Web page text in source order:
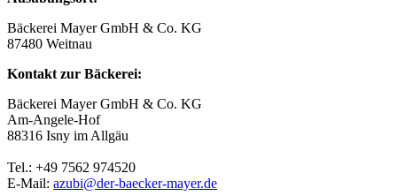
Bäckerei Mayer GmbH & Co. KG
87480 Weitnau
Kontakt zur Bäckerei:
Bäckerei Mayer GmbH & Co. KG
Am-Angele-Hof
88316 Isny im Allgäu
Tel.: +49 7562 974520
E-Mail: azubi@der-baecker-mayer.de